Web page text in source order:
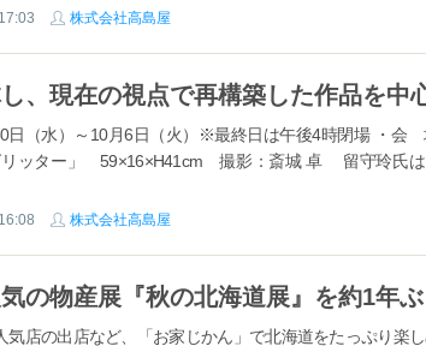
10月2日（金） 正午より https://www.takashimaya.co.jp/
17:03 株式会社高島屋
日（水）～10月6日（火）※最終日は午後4時閉場 ・会
リッター」 59×16×H41cm 撮影：斎城 卓 留守玲氏は
16:08 株式会社高島屋
の物産展『秋の北海道展』を約1年ぶ
気店の出店など、「お家じかん」で北海道をたっぷり楽